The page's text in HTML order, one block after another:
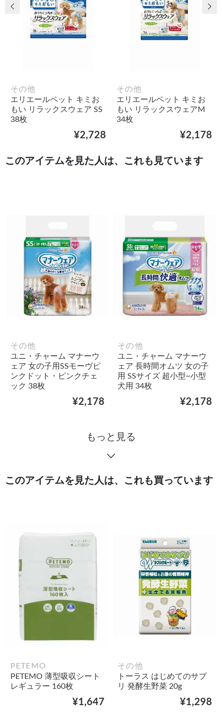
その他
エリエールペット キミお
もい リラックスウェア SS
38枚
¥2,728
その他
エリエールペット キミお
もい リラックスウェアM
34枚
¥2,178
前の画像 次
このアイテムを見た人は、これも見ています
その他
ユニ・チャーム マナーウ
ェア 女の子用SSモーヴピ
ンクドット・ピンクチェ
ック 38枚
¥2,178
その他
ユニ・チャーム マナーウ
ェア 長時間オムツ 女の子
用 SSサイズ 超小型~小型
犬用 34枚
¥2,178
もっと見る
このアイテムを見た人は、これも買っています
PETEMO
PETEMO 薄型吸収シート
レギュラー 160枚
¥1,647
その他
トーラス はじめてのサプ
リ 発酵生野菜 20g
¥1,298